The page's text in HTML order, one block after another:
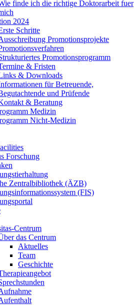
finde ich die richtige Doktorarbeit fuer
2024
Schritte
Promotionsprojekte
Promotionsprogramm
& Fristen
& Downloads
für Betreuende,
und Prüfende
& Beratung
Medizin
Nicht-Medizin
Forschung
Zentralbibliothek (ÄZB)
(FIS)
Centrum
das Centrum
Aktuelles
Team
Geschichte